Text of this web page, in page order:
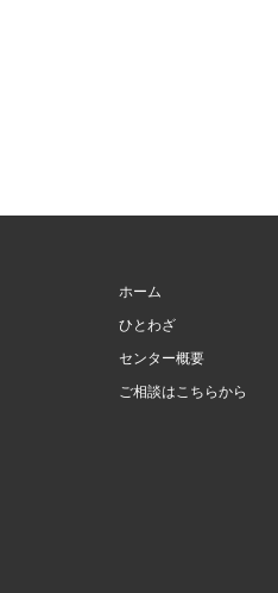
ホーム
ひとわざ
センター概要
ご相談はこちらから